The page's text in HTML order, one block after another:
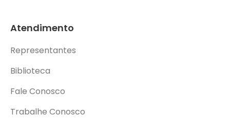
Atendimento
Representantes
Biblioteca
Fale Conosco
Trabalhe Conosco